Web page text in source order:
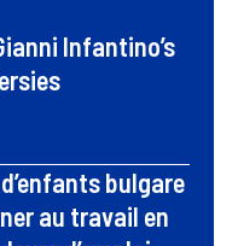
Infantino’s
bulgare
au travail en